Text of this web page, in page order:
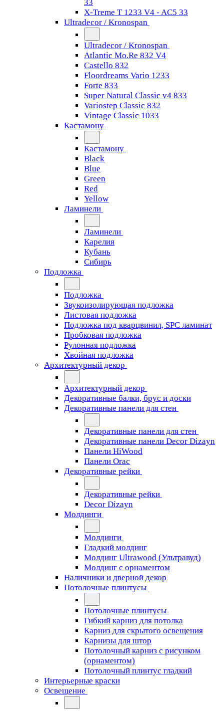
33
X-Treme T 1233 V4 - AC5 33
Ultradecor / Kronospan
Ultradecor / Kronospan
Atlantic Mo.Re 832 V4
Castello 832
Floordreams Vario 1233
Forte 833
Super Natural Classic v4 833
Variostep Classic 832
Vintage Classic 1033
Кастамону
Кастамону
Black
Blue
Green
Red
Yellow
Ламинели
Ламинели
Карелия
Кубань
Сибирь
Подложка
Подложка
Звукоизолирующая подложка
Листовая подложка
Подложка под кварцвинил, SPC ламинат
Пробковая подложка
Рулонная подложка
Хвойная подложка
Архитектурный декор
Архитектурный декор
Декоративные балки, брус и доски
Декоративные панели для стен
Декоративные панели для стен
Декоративные панели Decor Dizayn
Панели HiWood
Панели Orac
Декоративные рейки
Декоративные рейки
Decor Dizayn
Молдинги
Молдинги
Гладкий молдинг
Молдинг Ultrawood (Ультравуд)
Молдинг с орнаментом
Наличники и дверной декор
Потолочные плинтусы
Потолочные плинтусы
Гибкий карниз для потолка
Карниз для скрытого освещения
Карнизы для штор
Потолочный карниз с рисунком
(орнаментом)
Потолочный плинтус гладкий
Интерьерные краски
Освещение